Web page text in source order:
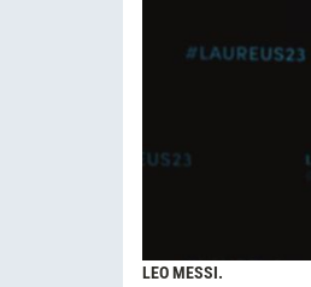
LEO MESSI.